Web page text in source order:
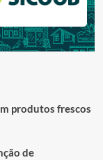
produtos frescos
de